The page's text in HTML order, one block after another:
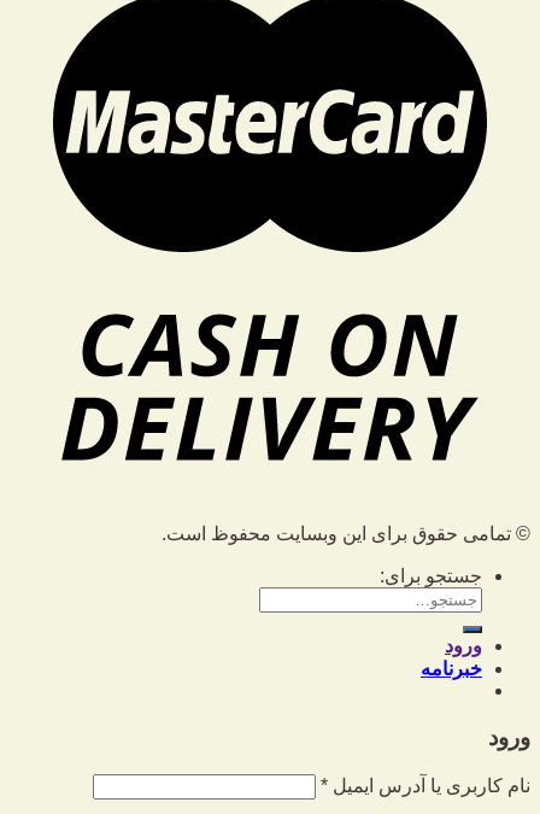
© تمامی حقوق برای این وبسایت محفوظ است.
جستجو برای:
ورود
خبرنامه
ورود
نام کاربری یا آدرس ایمیل *